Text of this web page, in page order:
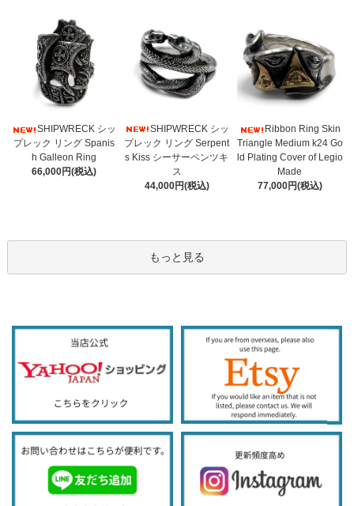
SHIPWRECK シッ
プレック リング Spanis
h Galleon Ring
66,000円(税込)
SHIPWRECK シッ
プレック リング Serpent
s Kiss シーサーペンツキ
ス
44,000円(税込)
Ribbon Ring Skin
Triangle Medium k24 Go
ld Plating Cover of Legio
Made
77,000円(税込)
もっと見る